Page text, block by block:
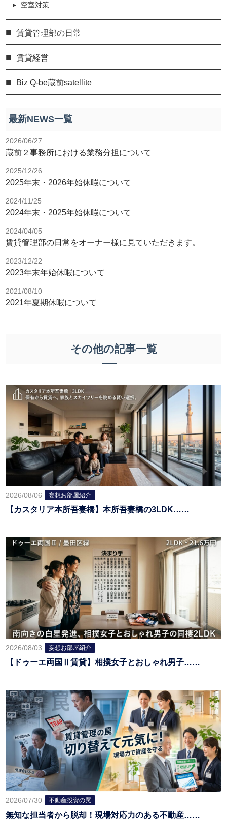
空室対策
賃貸管理部の日常
賃貸経営
Biz Q-be蔵前satellite
最新NEWS一覧
2026/06/27
蔵前２事務所における業務分担について
2025/12/26
2025年末・2026年始休暇について
2024/11/25
2024年末・2025年始休暇について
2024/04/05
賃貸管理部の日常をオーナー様に見ていただきます。
2023/12/22
2023年末年始休暇について
2021/08/10
2021年夏期休暇について
その他の記事一覧
2026/08/06 妄想お部屋紹介
【カスタリア本所吾妻橋】本所吾妻橋の3LDK……
2026/08/03 妄想お部屋紹介
【ドゥーエ両国Ⅱ賃貸】相撲女子とおしゃれ男子……
2026/07/30 不動産投資の罠
無知な担当者から脱却！現場対応力のある不動産……